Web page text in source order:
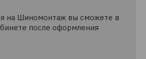
на Шиномонтаж вы сможете в
после оформления